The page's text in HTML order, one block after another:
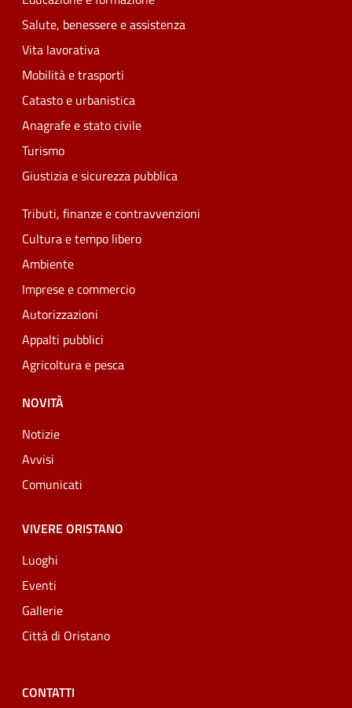
Salute, benessere e assistenza
Vita lavorativa
Mobilità e trasporti
Catasto e urbanistica
Anagrafe e stato civile
Turismo
Giustizia e sicurezza pubblica
Tributi, finanze e contravvenzioni
Cultura e tempo libero
Ambiente
Imprese e commercio
Autorizzazioni
Appalti pubblici
Agricoltura e pesca
NOVITÀ
Notizie
Avvisi
Comunicati
VIVERE ORISTANO
Luoghi
Eventi
Gallerie
Città di Oristano
CONTATTI